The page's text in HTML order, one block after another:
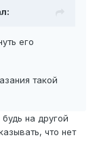
его
такой
на другой
что нет